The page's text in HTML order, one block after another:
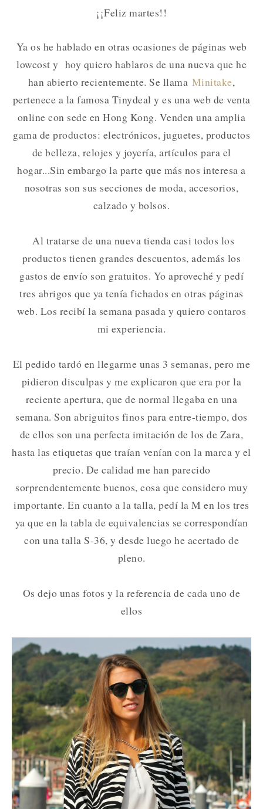
¡¡Feliz martes!!
Ya os he hablado en otras ocasiones de páginas web
lowcost y hoy quiero hablaros de una nueva que he
han abierto recientemente. Se llama Minitake,
pertenece a la famosa Tinydeal y es una web de venta
online con sede en Hong Kong. Venden una amplia
gama de productos: electrónicos, juguetes, productos
de belleza, relojes y joyería, artículos para el
hogar...Sin embargo la parte que más nos interesa a
nosotras son sus secciones de moda, accesorios,
calzado y bolsos.
Al tratarse de una nueva tienda casi todos los
productos tienen grandes descuentos, además los
gastos de envío son gratuitos. Yo aproveché y pedí
tres abrigos que ya tenía fichados en otras páginas
web. Los recibí la semana pasada y quiero contaros
mi experiencia.
El pedido tardó en llegarme unas 3 semanas, pero me
pidieron disculpas y me explicaron que era por la
reciente apertura, que de normal llegaba en una
semana. Son abriguitos finos para entre-tiempo, dos
de ellos son una perfecta imitación de los de Zara,
hasta las etiquetas que traían venían con la marca y el
precio. De calidad me han parecido
sorprendentemente buenos, cosa que considero muy
importante. En cuanto a la talla, pedí la M en los tres
ya que en la tabla de equivalencias se correspondían
con una talla S-36, y desde luego he acertado de
pleno.
Os dejo unas fotos y la referencia de cada uno de
ellos